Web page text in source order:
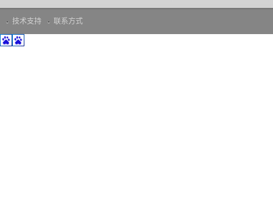
技术支持 联系方式